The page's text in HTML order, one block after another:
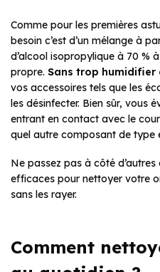
Comme pour les premières
besoin c’est d’un mélange à
d’alcool isopropylique à 70 %
propre. Sans trop humidifier
vos accessoires tels que les
les désinfecter. Bien sûr, vous
entrant en contact avec le
quel autre composant de type
Ne passez pas à côté
efficaces pour nettoyer votre
sans les rayer.
Comment